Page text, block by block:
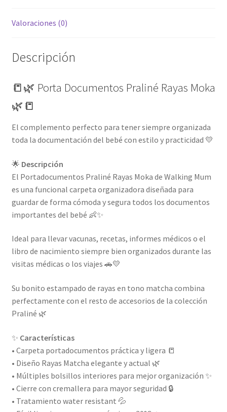
Valoraciones (0)
Descripción
📒🌿 Porta Documentos Praliné Rayas Moka
🌿📒
El complemento perfecto para tener siempre organizada
toda la documentación del bebé con estilo y practicidad 💛
🌟 Descripción
El Portadocumentos Praliné Rayas Moka de Walking Mum
es una funcional carpeta organizadora diseñada para
guardar de forma cómoda y segura todos los documentos
importantes del bebé 👶✨
Ideal para llevar vacunas, recetas, informes médicos o el
libro de nacimiento siempre bien organizados durante las
visitas médicas o los viajes 🚗💛
Su bonito estampado de rayas en tono matcha combina
perfectamente con el resto de accesorios de la colección
Praliné 🌿
✨ Características
• Carpeta portadocumentos práctica y ligera 📒
• Diseño Rayas Matcha elegante y actual 🌿
• Múltiples bolsillos interiores para mejor organización ✨
• Cierre con cremallera para mayor seguridad 🔒
• Tratamiento water resistant 💦